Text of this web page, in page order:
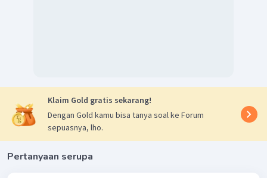
Klaim Gold gratis sekarang!
Dengan Gold kamu bisa tanya soal ke Forum
sepuasnya, lho.
Pertanyaan serupa